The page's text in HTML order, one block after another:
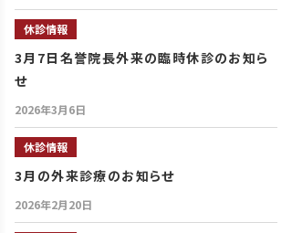
休診情報
3月7日名誉院長外来の臨時休診のお知ら
せ
2026年3月6日
休診情報
3月の外来診療のお知らせ
2026年2月20日